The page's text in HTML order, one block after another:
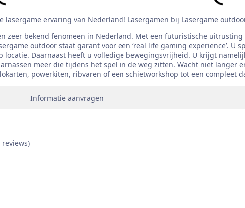
lasergame ervaring van Nederland! Lasergamen bij Lasergame
zeer bekend fenomeen in Nederland. Met een futuristische
outdoor staat garant voor een ‘real life gaming experience’.
locatie. Daarnaast heeft u volledige bewegingsvrijheid. U krijgt
meer die tijdens het spel in de weg zitten. Wacht niet langer
powerkiten, ribvaren of een schietworkshop tot een compleet
Informatie aanvragen
reviews)